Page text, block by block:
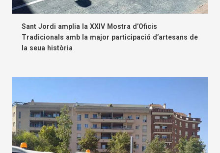
Sant Jordi amplia la XXIV Mostra d’Oficis
Tradicionals amb la major participació d’artesans de
la seua història